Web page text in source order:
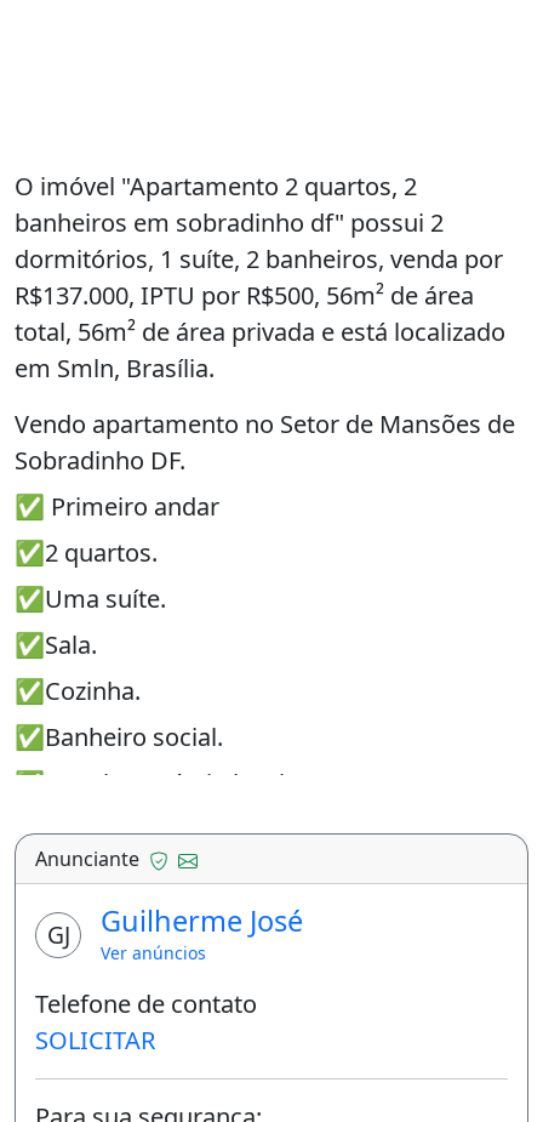
O imóvel "Apartamento 2 quartos, 2
banheiros em sobradinho df" possui 2
dormitórios, 1 suíte, 2 banheiros, venda por
R$137.000, IPTU por R$500, 56m² de área
total, 56m² de área privada e está localizado
em Smln, Brasília.
Vendo apartamento no Setor de Mansões de
Sobradinho DF.
✅ Primeiro andar
✅2 quartos.
✅Uma suíte.
✅Sala.
✅Cozinha.
✅Banheiro social.
✅ Excel. comércio local.
✅ Próx. a transp. coletivo.
✅IPTU desmembrado.
✅56,69 M²
✅137 Mil Reais
✅(61) 99999-7196
✅www.guilhermejose.com.br
Não deixe seu sonho virar pesadelo.
Anunciante
GJ Guilherme José
Ver anúncios
Telefone de contato
SOLICITAR